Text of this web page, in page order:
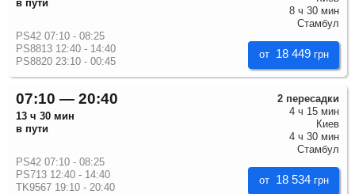
в пути
от 18 449 грн
8 ч 30 мин
Стамбул
PS42 07:10 - 08:25
PS8813 12:40 - 14:40
PS8820 23:10 - 00:45
07:10 — 20:40
13 ч 30 мин
в пути
от 18 534 грн
2 пересадки
4 ч 15 мин
Киев
4 ч 30 мин
Стамбул
PS42 07:10 - 08:25
PS713 12:40 - 14:40
TK9567 19:10 - 20:40